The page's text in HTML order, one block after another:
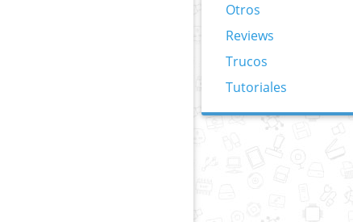
Otros
Reviews
Trucos
Tutoriales